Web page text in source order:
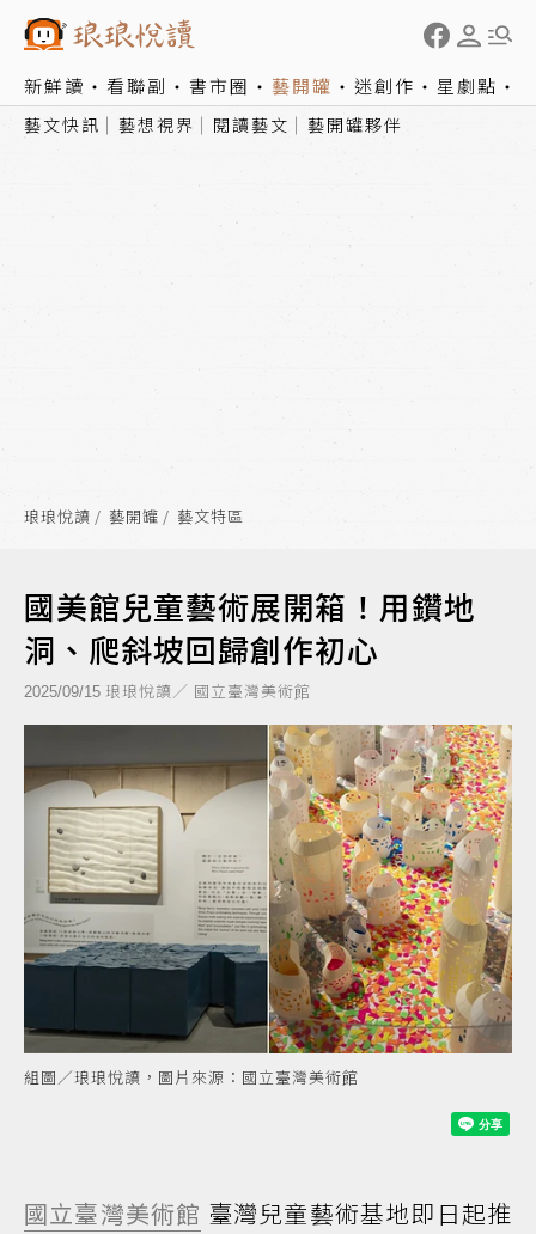
新鮮讀 看聯副 書市圈 藝開罐 迷創作 星劇點
藝文快訊 藝想視界 閱讀藝文 藝開罐夥伴
琅琅悅讀 藝開罐 藝文特區
國美館兒童藝術展開箱！用鑽地
洞、爬斜坡回歸創作初心
2025/09/15 琅琅悅讀／ 國立臺灣美術館
組圖／琅琅悅讀，圖片來源：國立臺灣美術館
國立臺灣美術館 臺灣兒童藝術基地即日起推